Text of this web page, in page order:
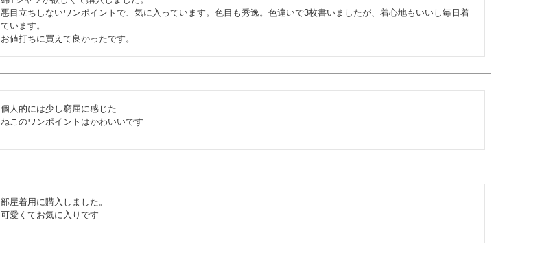
悪目立ちしないワンポイントで、気に入っています。色目も秀逸。色違いで3枚書いましたが、着心地もいいし毎日着
ています。
お値打ちに買えて良かったです。
個人的には少し窮屈に感じた
ねこのワンポイントはかわいいです
部屋着用に購入しました。
可愛くてお気に入りです